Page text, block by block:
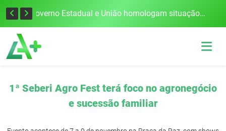
Defesa Civil alerta para risco de tornado e tempestades severas no RS entre esta quinta e sexta-feira Governo Estadual e União homologam situação de emergência em Frederico Westphalen após vendaval
1ª Seberi Agro Fest terá foco no agronegócio
e sucessão familiar